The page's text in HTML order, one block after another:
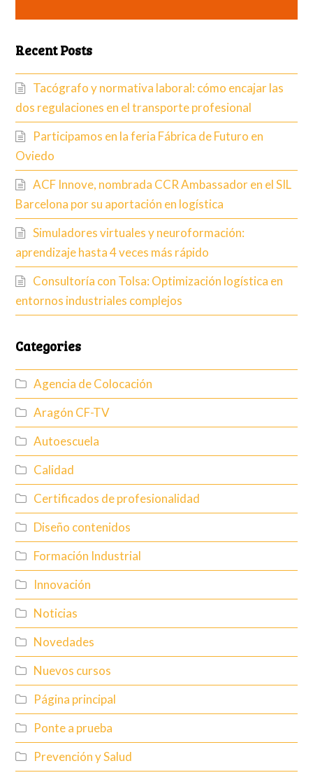
Recent Posts
Tacógrafo y normativa laboral: cómo encajar las
dos regulaciones en el transporte profesional
Participamos en la feria Fábrica de Futuro en
Oviedo
ACF Innove, nombrada CCR Ambassador en el SIL
Barcelona por su aportación en logística
Simuladores virtuales y neuroformación:
aprendizaje hasta 4 veces más rápido
Consultoría con Tolsa: Optimización logística en
entornos industriales complejos
Categories
Agencia de Colocación
Aragón CF-TV
Autoescuela
Calidad
Certificados de profesionalidad
Diseño contenidos
Formación Industrial
Innovación
Noticias
Novedades
Nuevos cursos
Página principal
Ponte a prueba
Prevención y Salud